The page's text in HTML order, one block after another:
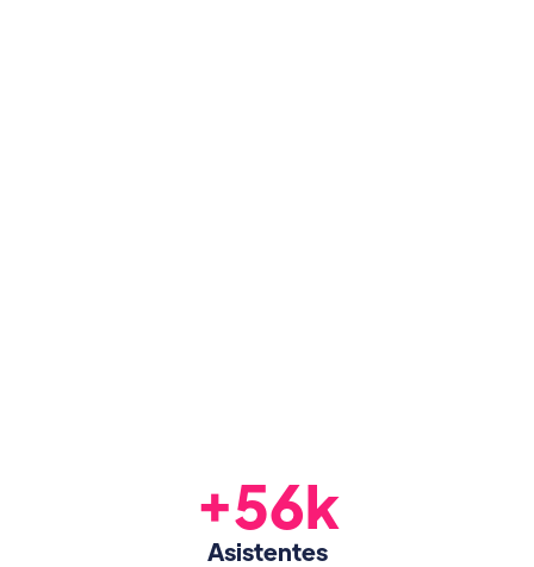
+56k
Asistentes